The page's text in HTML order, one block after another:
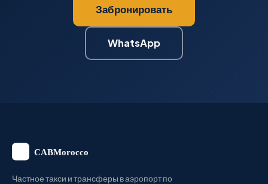
Забронировать
WhatsApp
Частное такси и трансферы в аэропорт по